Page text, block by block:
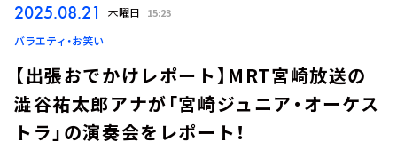
ログイン
2025.08.21 木曜日 15:23
バラエティ・お笑い
【出張おでかけレポート】MRT宮崎放送の
澁谷祐太郎アナが「宮崎ジュニア・オーケス
トラ」の演奏会をレポート！